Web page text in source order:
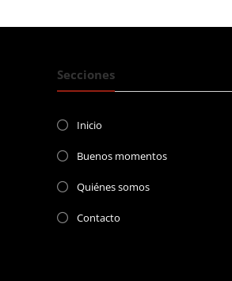
Secciones
Inicio
Buenos momentos
Quiénes somos
Contacto